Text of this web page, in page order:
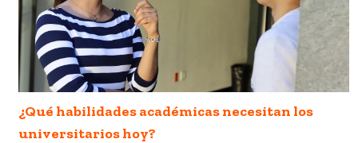
¿Qué habilidades académicas necesitan los
universitarios hoy?